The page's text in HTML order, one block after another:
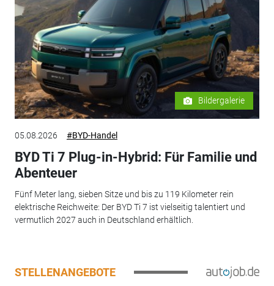
Bildergalerie
05.08.2026 #BYD-Handel
BYD Ti 7 Plug-in-Hybrid: Für Familie und
Abenteuer
Fünf Meter lang, sieben Sitze und bis zu 119 Kilometer rein
elektrische Reichweite: Der BYD Ti 7 ist vielseitig talentiert und
vermutlich 2027 auch in Deutschland erhältlich.
STELLENANGEBOTE